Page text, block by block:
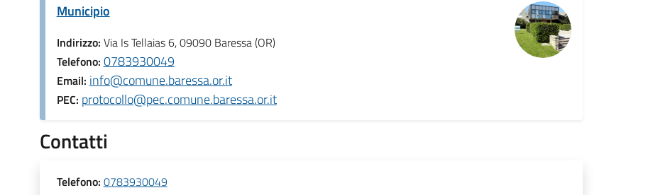
Municipio
Indirizzo: Via Is Tellaias 6, 09090 Baressa (OR)
Telefono: 0783930049
Email: info@comune.baressa.or.it
PEC: protocollo@pec.comune.baressa.or.it
Contatti
Telefono: 0783930049